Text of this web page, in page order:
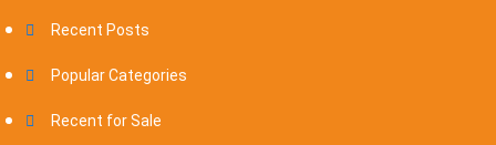
Recent Posts
Popular Categories
Recent for Sale